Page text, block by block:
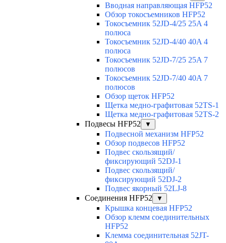
Вводная направляющая HFP52
Обзор токосъемников HFP52
Токосъемник 52JD-4/25 25A 4
полюса
Токосъемник 52JD-4/40 40A 4
полюса
Токосъемник 52JD-7/25 25A 7
полюсов
Токосъемник 52JD-7/40 40A 7
полюсов
Обзор щеток HFP52
Щетка медно-графитовая 52TS-1
Щетка медно-графитовая 52TS-2
Подвесы HFP52
▼
Подвесной механизм HFP52
Обзор подвесов HFP52
Подвес скользящий/
фиксирующий 52DJ-1
Подвес скользящий/
фиксирующий 52DJ-2
Подвес якорный 52LJ-8
Соединения HFP52
▼
Крышка концевая HFP52
Обзор клемм соединительных
HFP52
Клемма соединительная 52JT-